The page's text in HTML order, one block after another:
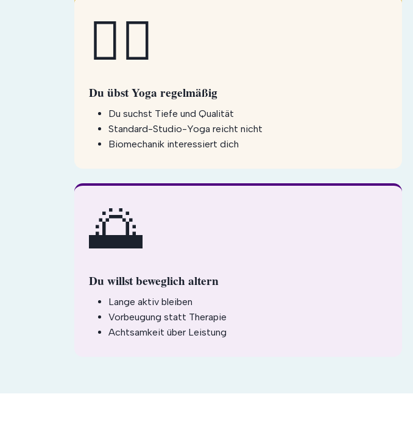
🧘‍♀️
Du übst Yoga regelmäßig
Du suchst Tiefe und Qualität
Standard-Studio-Yoga reicht nicht
Biomechanik interessiert dich
🌅
Du willst beweglich altern
Lange aktiv bleiben
Vorbeugung statt Therapie
Achtsamkeit über Leistung